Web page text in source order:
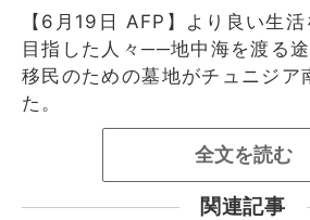
【6月19日 AFP】より良い生
目指した人々──地中海を渡る
移民のための墓地がチュニジア
た。
全文を読む
関連記事